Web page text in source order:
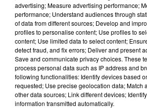
7 août 2026
Lorraine : une journée pas comme les autres
6 août 2026
Metz : une distribution de lunette gratuite
5 août 2026
Casting de Woof : l'Euro-Métropole de Metz
4 août 2026
Officiel : Gauthier Hein quitte le FC Metz pour
advertising; Measure advertising performance;
performance; Understand audiences through
of data from different sources; Develop and
profiles to personalise content; Use profiles to
content; Use limited data to select content;
detect fraud, and fix errors; Deliver and present
Save and communicate privacy choices. These
process personal data such as IP address and
following functionalities: Identify devices based
requested; Use precise geolocation data; Match
other data sources; Link different devices;
information transmitted automatically.